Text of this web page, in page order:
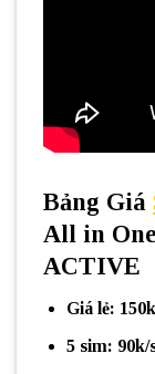
Bảng Giá
All in One
ACTIVE
Giá lẻ:
5 sim: 90k/